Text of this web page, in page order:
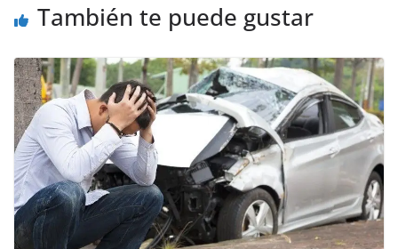
También te puede gustar